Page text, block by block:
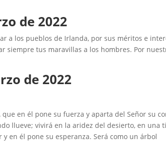
de 2022
a los pueblos de Irlanda, por sus méritos e
siempre tus maravillas a los hombres. Por
de 2022
en él pone su fuerza y aparta del Señor su
llueve; vivirá en la aridez del desierto, en una
en él pone su esperanza. Será como un árbol